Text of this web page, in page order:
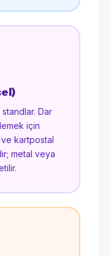
Dar
için
ve kartpostal
metal veya